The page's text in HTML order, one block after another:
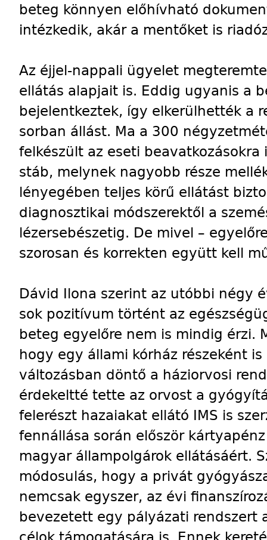
beteg könnyen előhívható
intézkedik, akár a mentőket is
Az éjjel-nappali ügyelet
ellátás alapjait is. Eddig ugyanis a
bejelentkeztek, így elkerülhették a
sorban állást. Ma a 300
felkészült az eseti
stáb, melynek nagyobb része
lényegében teljes körű ellátást
diagnosztikai módszerektől a
lézersebészetig. De mivel –
szorosan és korrekten együtt kell
Dávid Ilona szerint az utóbbi négy
sok pozitívum történt az
beteg egyelőre nem is mindig érzi.
hogy egy állami kórház részeként
változásban döntő a háziorvosi
érdekeltté tette az orvost a
felerészt hazaiakat ellátó IMS is
fennállása során először
magyar állampolgárok ellátásáért.
módosulás, hogy a privát
nemcsak egyszer, az évi
bevezetett egy pályázati rendszert